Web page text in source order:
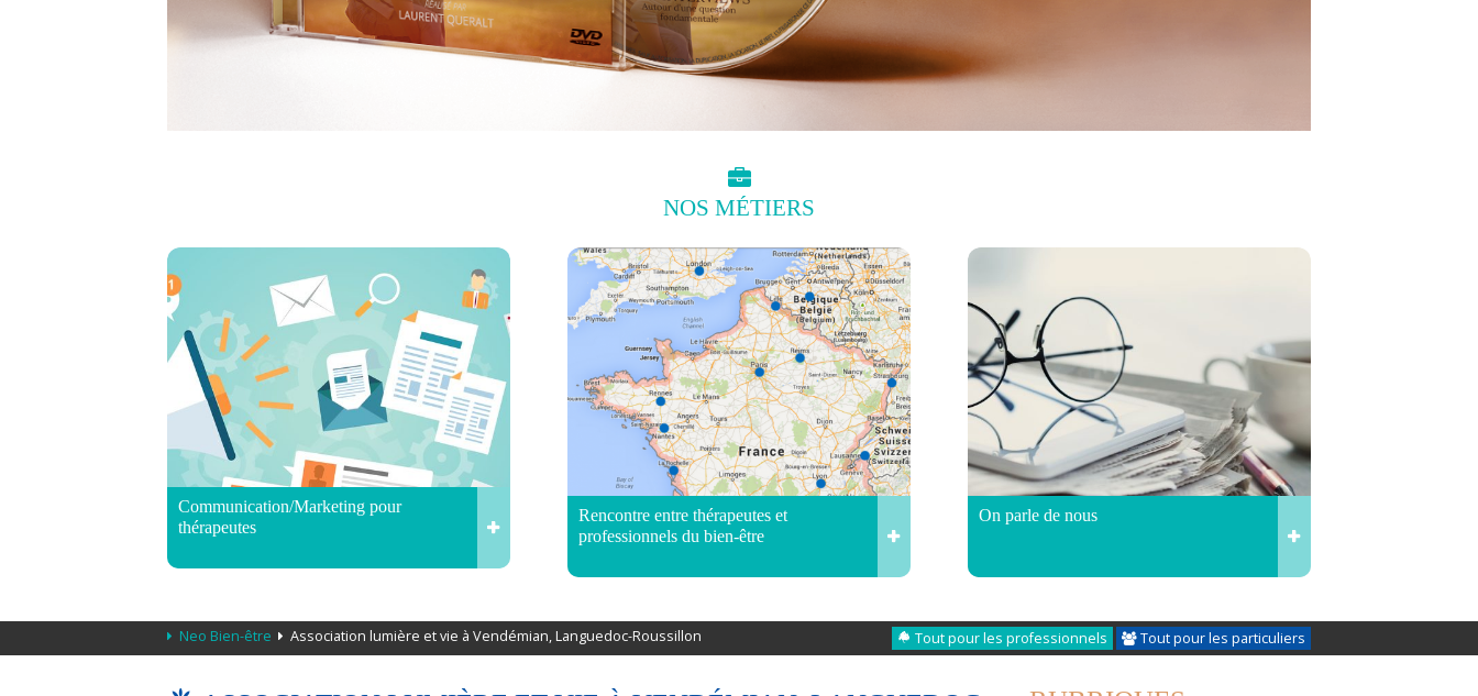
NOS MÉTIERS
Communication/Marketing pour
thérapeutes
Rencontre entre thérapeutes et
professionnels du bien-être
On parle de nous
Neo Bien-être Association lumière et vie à Vendémian, Languedoc-Roussillon Tout pour les professionnels Tout pour les particuliers